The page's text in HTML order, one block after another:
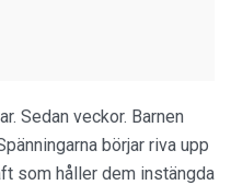
Sedan veckor. Barnen
börjar riva upp
som håller dem instängda